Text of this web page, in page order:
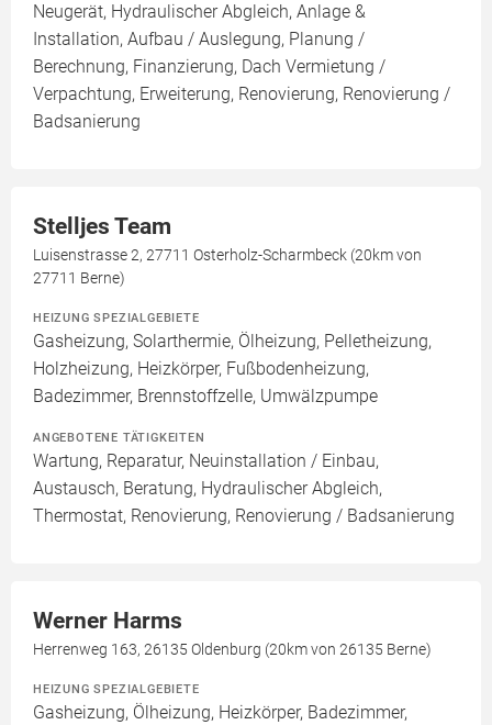
Neugerät, Hydraulischer Abgleich, Anlage &
Installation, Aufbau / Auslegung, Planung /
Berechnung, Finanzierung, Dach Vermietung /
Verpachtung, Erweiterung, Renovierung, Renovierung /
Badsanierung
Stelljes Team
Luisenstrasse 2, 27711 Osterholz-Scharmbeck (20km von
27711 Berne)
HEIZUNG SPEZIALGEBIETE
Gasheizung, Solarthermie, Ölheizung, Pelletheizung,
Holzheizung, Heizkörper, Fußbodenheizung,
Badezimmer, Brennstoffzelle, Umwälzpumpe
ANGEBOTENE TÄTIGKEITEN
Wartung, Reparatur, Neuinstallation / Einbau,
Austausch, Beratung, Hydraulischer Abgleich,
Thermostat, Renovierung, Renovierung / Badsanierung
Werner Harms
Herrenweg 163, 26135 Oldenburg (20km von 26135 Berne)
HEIZUNG SPEZIALGEBIETE
Gasheizung, Ölheizung, Heizkörper, Badezimmer,